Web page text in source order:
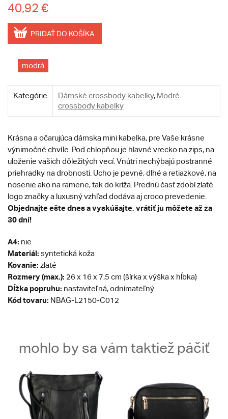
40,92 €
PRIDAŤ DO KOŠÍKA
modrá
Kategórie Dámské crossbody kabelky, Modré
crossbody kabelky
Krásna a očarujúca dámska mini kabelka, pre Vaše krásne
výnimočné chvíle. Pod chlopňou je hlavné vrecko na zips, na
uloženie vašich dôležitých vecí. Vnútri nechýbajú postranné
priehradky na drobnosti. Ucho je pevné, dlhé a retiazkové, na
nosenie ako na ramene, tak do kríža. Prednú časť zdobí zlaté
logo značky a luxusný vzhľad dodáva aj croco prevedenie.
Objednajte ešte dnes a vyskúšajte, vrátiť ju môžete až za
30 dní!
A4: nie
Materiál: syntetická koža
Kovanie: zlaté
Rozmery (max.): 26 x 16 x 7,5 cm (šírka x výška x hĺbka)
Dĺžka popruhu: nastaviteľná, odnímateľný
Kód tovaru: NBAG-L2150-C012
mohlo by sa vám taktiež páčiť